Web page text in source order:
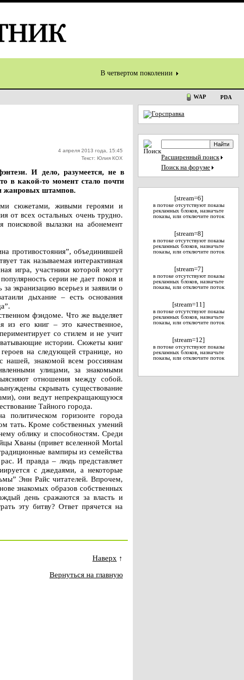
В четвертом поколении
WAP PDA
4 апреля 2013 года, 15:45
Текст: Юлия КОХ
И дело, разумеется, не в
в какой-то момент стало почти
жанровых штампов.
сюжетами, живыми героями и
от всех остальных очень трудно.
вылазки на абонемент
противостояния”, объединившей
так называемая интерактивная
игра, участники которой могут
серии не дает покоя и
экранизацию всерьез и заявили о
дыхание – есть основания
фэндоме. Что же выделяет
из его книг – это качественное,
со стилем и не учит
истории. Сюжеты книг
на следующей странице, но
нашей, знакомой всем россиянам
улицами, за знакомыми
отношения между собой.
скрывать существование
они ведут непрекращающуюся
Тайного города.
горизонте города
тать. Кроме собственных умений
облику и способностям. Среди
Хваны (привет вселенной Mortal
вампиры из семейства
И правда – людь представляет
с джедаями, а некоторые
Энн Райс читателей. Впрочем,
знакомых образов собственных
день сражаются за власть и
эту битву? Ответ прячется на
Наверх ↑
Вернуться на главную
Расширенный поиск
Поиск на форуме
[stream=6]
в потоке отсутствуют показы
рекламных блоков, назначьте
показы, или отключите поток
[stream=8]
в потоке отсутствуют показы
рекламных блоков, назначьте
показы, или отключите поток
[stream=7]
в потоке отсутствуют показы
рекламных блоков, назначьте
показы, или отключите поток
[stream=11]
в потоке отсутствуют показы
рекламных блоков, назначьте
показы, или отключите поток
[stream=12]
в потоке отсутствуют показы
рекламных блоков, назначьте
показы, или отключите поток